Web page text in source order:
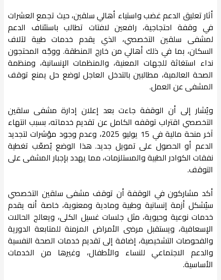
أثار تعليق الدعم غضب واستياء أهالي سلقين، حيث تجمع العشرات
في وقفة احتجاجية، رافعين لافتات تطالب باستئناف الدعم
لمشفى سلقين التخصصي، الذي يقدم خدمات طبية لآلاف
السكان، بما في ذلك أهالي من خارج المنطقة. ووجّه المحتجون
نداء استغاثة للجهات المعنية، والمنظمات الإنسانية، ومنظمة
الصحة العالمية، مطالبين بالتدخل العاجل لوضع حل يمنع توقف
المشفى عن العمل.
ويُشار إلى أن الوقفة جاءت بعد إعلان إدارة مشفى سلقين
التخصصي اقتراب توقفه الكامل عن تقديم خدماته، بسبب انتهاء
آخر منحة مالية في 15 يوليو 2025، وعدم وجود مؤشرات لتجديد
الدعم أو الحصول على تمويل جديد. هذا الوضع يُصعّب تغطية
نفقات الكوادر الطبية والمستلزمات، مما يهدد بإجبار المشفى على
التوقف.
أكد مشاركون في الوقفة أن توقف مشفى سلقين التخصصي
سيُشكل أزمة إنسانية وطبية ومادية ومعنوية، خاصة أنه يقدم
خدمات نوعية وحيوية، مثل جلسات غسيل الكلى، ويعالج الحالات
الإسعافية، ويستقبل مرضى الأمراض المزمنة للمتابعة الدورية
والفحوصات التشخيصية، إضافة إلى تقديم خدمات الصحة النفسية
والدعم الاجتماعي للنساء والأطفال، وغيرها من الخدمات
الأساسية.